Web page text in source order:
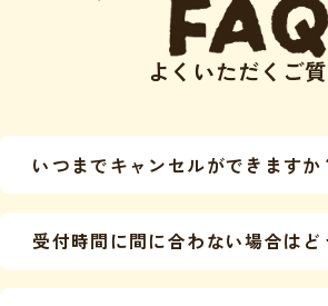
よくいただくご
いつまでキャンセルができますか
キャンセル料の発生タイミング
す。
受付時間に間に合わない場合は
到着が遅れた場合でも、終了時